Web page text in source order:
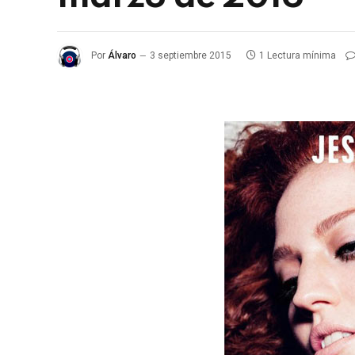
Por Álvaro 3 septiembre 2015 1 Lectura mínima